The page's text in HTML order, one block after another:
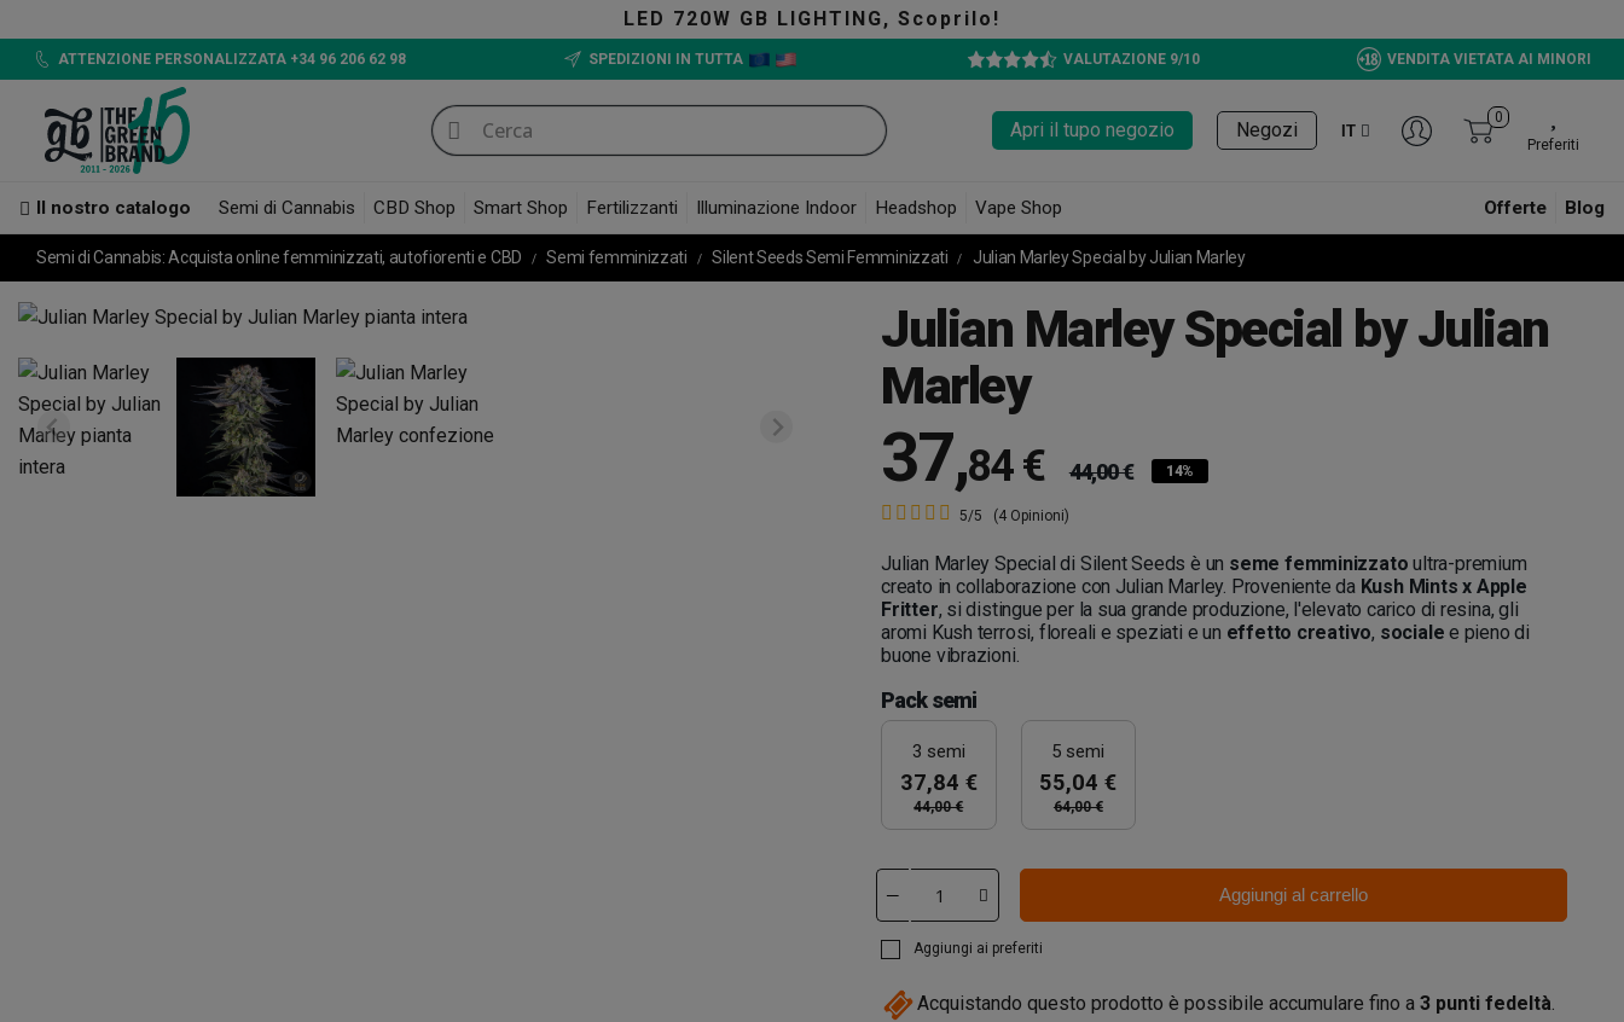
LED 720W GB LIGHTING, Scoprilo!
ATTENZIONE PERSONALIZZATA +34 96 206 62 98 SPEDIZIONI IN TUTTA VALUTAZIONE 9/10 VENDITA VIETATA AI MINORI
Apri il tupo negozio Negozi IT
0
Preferiti
Il nostro catalogo Semi di Cannabis CBD Shop Smart Shop Fertilizzanti Illuminazione Indoor Headshop Vape Shop Offerte Blog
Semi di Cannabis: Acquista online femminizzati, autofiorenti e CBD Semi femminizzati Silent Seeds Semi Femminizzati Julian Marley Special by Julian Marley
Julian Marley Special by Julian
Marley
37,84 € 44,00 € 14%
5/5 (4 Opinioni)
Julian Marley Special di Silent Seeds è un seme femminizzato ultra-premium
creato in collaborazione con Julian Marley. Proveniente da Kush Mints x Apple
Fritter, si distingue per la sua grande produzione, l'elevato carico di resina, gli
aromi Kush terrosi, floreali e speziati e un effetto creativo, sociale e pieno di
buone vibrazioni.
Pack semi
3 semi
37,84 €
44,00 €
5 semi
55,04 €
64,00 €
Aggiungi al carrello
Aggiungi ai preferiti
Acquistando questo prodotto è possibile accumulare fino a 3 punti fedeltà.